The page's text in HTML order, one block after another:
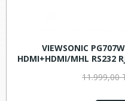
VIEWSONIC
HDMI+HDMI/MHL RS232
11.999,00